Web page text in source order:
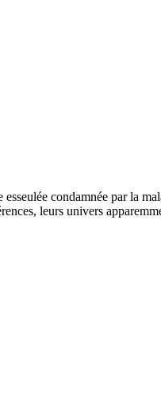
condamnée par la
leurs univers